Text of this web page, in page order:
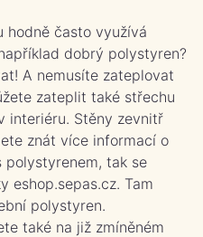
hodně často využívá
dobrý polystyren?
A nemusíte zateplovat
zateplit také střechu
interiéru. Stěny zevnitř
znát více informací o
tak se
eshop.sepas.cz. Tam
polystyren.
také na již zmíněném